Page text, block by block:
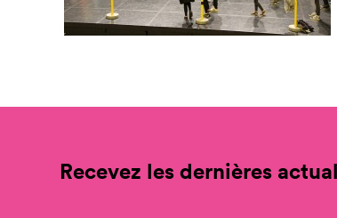
Recevez les dernières